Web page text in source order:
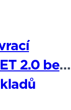
2.0 bez